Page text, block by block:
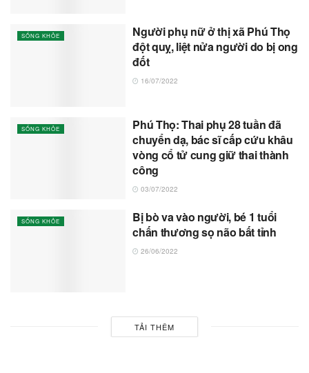
SỐNG KHỎE
Người phụ nữ ở thị xã Phú Thọ
đột quỵ, liệt nửa người do bị ong
đốt
16/07/2022
SỐNG KHỎE
Phú Thọ: Thai phụ 28 tuần đã
chuyển dạ, bác sĩ cấp cứu khâu
vòng cổ tử cung giữ thai thành
công
03/07/2022
SỐNG KHỎE
Bị bò va vào người, bé 1 tuổi
chấn thương sọ não bất tỉnh
26/06/2022
TẢI THÊM